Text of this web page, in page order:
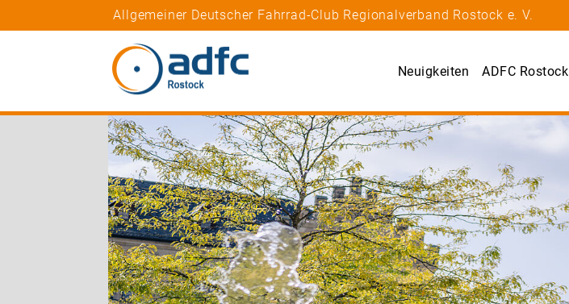
Allgemeiner Deutscher Fahrrad-Club Regionalverband Rostock e. V.
Neuigkeiten ADFC Rostock